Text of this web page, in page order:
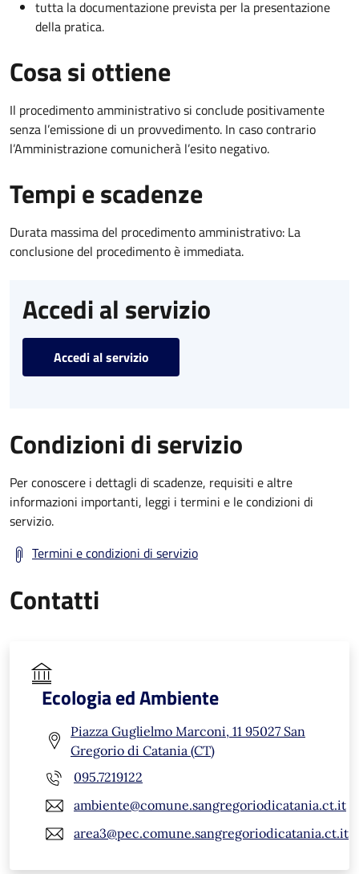
tutta la documentazione prevista per la presentazione
della pratica.
Cosa si ottiene
Il procedimento amministrativo si conclude positivamente
senza l’emissione di un provvedimento. In caso contrario
l’Amministrazione comunicherà l’esito negativo.
Tempi e scadenze
Durata massima del procedimento amministrativo: La
conclusione del procedimento è immediata.
Accedi al servizio
Accedi al servizio
Condizioni di servizio
Per conoscere i dettagli di scadenze, requisiti e altre
informazioni importanti, leggi i termini e le condizioni di
servizio.
Termini e condizioni di servizio
Contatti
Ecologia ed Ambiente
Piazza Guglielmo Marconi, 11 95027 San
Gregorio di Catania (CT)
095.7219122
ambiente@comune.sangregoriodicatania.ct.it
area3@pec.comune.sangregoriodicatania.ct.it